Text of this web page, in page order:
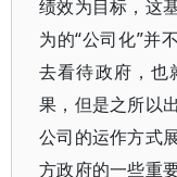
绩效为目标，这
为的“公司化”并
去看待政府，也
果，但是之所以
公司的运作方式
方政府的一些重